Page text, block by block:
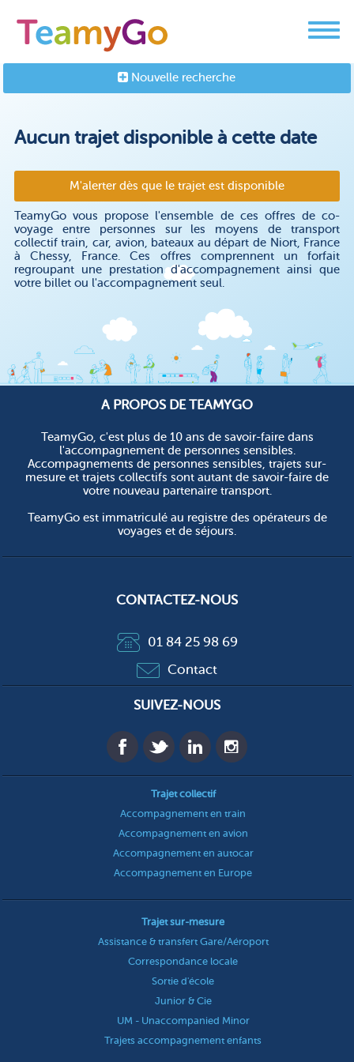
Nouvelle recherche
Aucun trajet disponible à cette date
M'alerter dès que le trajet est disponible
TeamyGo vous propose l'ensemble de ces offres de co-
voyage entre personnes sur les moyens de transport
collectif train, car, avion, bateaux au départ de Niort, France
à Chessy, France. Ces offres comprennent un forfait
regroupant une prestation d'accompagnement ainsi que
votre billet ou l'accompagnement seul.
A PROPOS DE TEAMYGO
TeamyGo, c'est plus de 10 ans de savoir-faire dans
l'accompagnement de personnes sensibles.
Accompagnements de personnes sensibles, trajets sur-
mesure et trajets collectifs sont autant de savoir-faire de
votre nouveau partenaire transport.
TeamyGo est immatriculé au registre des opérateurs de
voyages et de séjours.
CONTACTEZ-NOUS
01 84 25 98 69
Contact
SUIVEZ-NOUS
Trajet collectif
Accompagnement en train
Accompagnement en avion
Accompagnement en autocar
Accompagnement en Europe
Trajet sur-mesure
Assistance & transfert Gare/Aéroport
Correspondance locale
Sortie d'école
Junior & Cie
UM - Unaccompanied Minor
Trajets accompagnement enfants